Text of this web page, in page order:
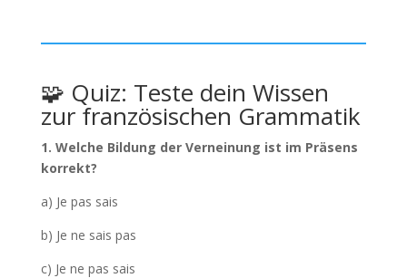
🧩 Quiz: Teste dein Wissen
zur französischen Grammatik
1. Welche Bildung der Verneinung ist im Präsens
korrekt?
a) Je pas sais
b) Je ne sais pas
c) Je ne pas sais